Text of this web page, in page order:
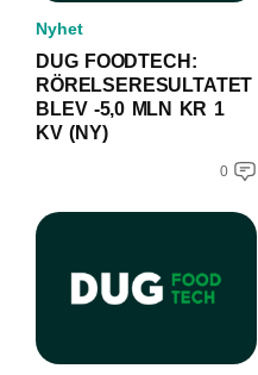
Nyhet
DUG FOODTECH:
RÖRELSERESULTATET
BLEV -5,0 MLN KR 1
KV (NY)
0